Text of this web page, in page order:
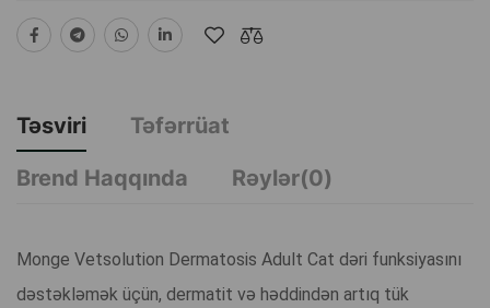
Təsviri
Təfərrüat
Brend Haqqında
Rəylər(0)
Monge Vetsolution Dermatosis Adult Cat dəri funksiyasını
dəstəkləmək üçün, dermatit və həddindən artıq tük